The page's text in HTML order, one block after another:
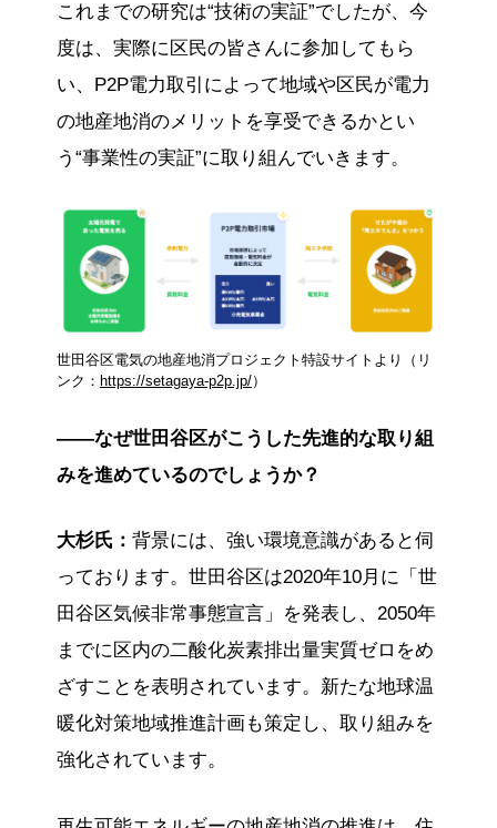
これまでの研究は“技術の実証”でしたが、今
度は、実際に区民の皆さんに参加してもら
い、P2P電力取引によって地域や区民が電力
の地産地消のメリットを享受できるかとい
う“事業性の実証”に取り組んでいきます。
世田谷区電気の地産地消プロジェクト特設サイトより（リ
ンク： https://setagaya-p2p.jp/）
——なぜ世田谷区がこうした先進的な取り組
みを進めているのでしょうか？
大杉氏： 背景には、強い環境意識があると伺
っております。世田谷区は2020年10月に「世
田谷区気候非常事態宣言」を発表し、2050年
までに区内の二酸化炭素排出量実質ゼロをめ
ざすことを表明されています。新たな地球温
暖化対策地域推進計画も策定し、取り組みを
強化されています。